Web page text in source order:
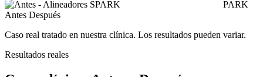
Antes Después
Caso real tratado en nuestra clínica. Los resultados pueden variar.
Resultados reales